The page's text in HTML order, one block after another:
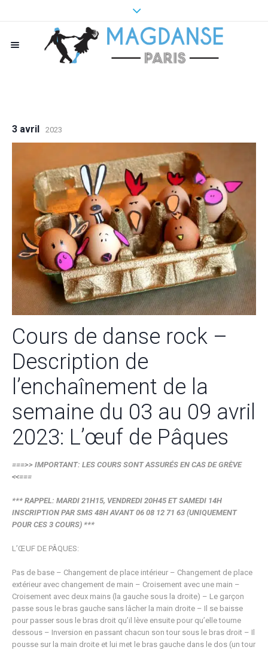
3 avril 2023
Cours de danse rock –
Description de
l’enchaînement de la
semaine du 03 au 09 avril
2023: L’œuf de Pâques
===>> IMPORTANT: LES COURS SONT ASSURÉS EN CAS DE GRÈVE
<<===
*** RAPPEL: MARDI 21H15, VENDREDI 20H45 ET SAMEDI 14H
INSCRIPTION PAR SMS 48H AVANT 06 08 12 71 63 (UNIQUEMENT
POUR CES 3 COURS) ***
L’ŒUF DE PÂQUES:
Pas de base – Changement de place intérieur – Changement de place
extérieur avec changement de main – Croisement avec une main –
Croisement avec deux mains (la gauche sous la droite) – Le garçon
passe sous le bras gauche sans lâcher la main droite – Il se baisse
pour passer sous le bras droit qu’il lève ensuite pour qu’elle tourne
dessous – Inversion en passant chacun son tour sous le bras droit – Il
pousse sur la main droite et lui met le bras gauche dans le dos (un tour